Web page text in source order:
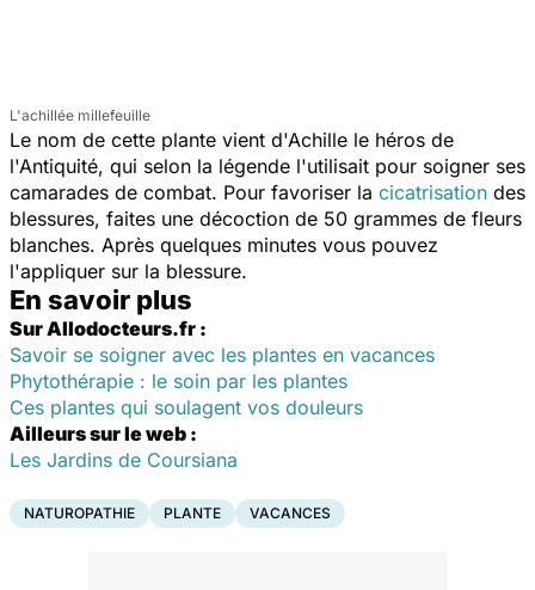
L'achillée millefeuille
Le nom de cette plante vient d'Achille le héros de
l'Antiquité, qui selon la légende l'utilisait pour soigner ses
camarades de combat. Pour favoriser la cicatrisation des
blessures, faites une décoction de 50 grammes de fleurs
blanches. Après quelques minutes vous pouvez
l'appliquer sur la blessure.
En savoir plus
Sur Allodocteurs.fr :
Savoir se soigner avec les plantes en vacances
Phytothérapie : le soin par les plantes
Ces plantes qui soulagent vos douleurs
Ailleurs sur le web :
Les Jardins de Coursiana
NATUROPATHIE PLANTE VACANCES